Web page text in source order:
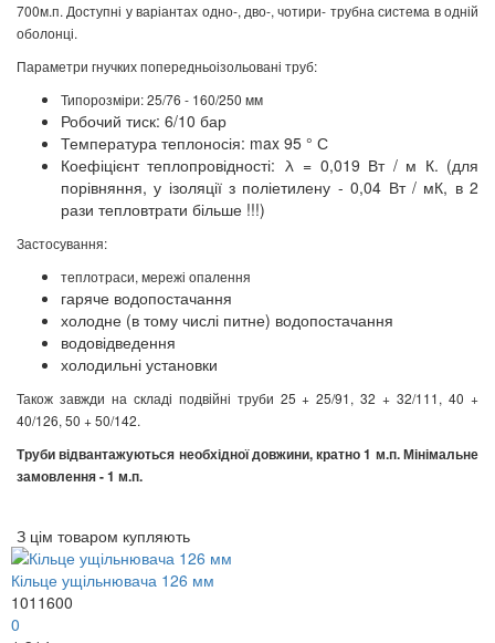
700м.п. Доступні у варіантах одно-, дво-, чотири- трубна система в одній
оболонці.
Параметри гнучких попередньоізольовані труб:
Типорозміри: 25/76 - 160/250 мм
Робочий тиск: 6/10 бар
Температура теплоносія: max 95 ° С
Коефіцієнт теплопровідності: λ = 0,019 Вт / м К. (для
порівняння, у ізоляції з поліетилену - 0,04 Вт / мК, в 2
рази тепловтрати більше !!!)
Застосування:
теплотраси, мережі опалення
гаряче водопостачання
холодне (в тому числі питне) водопостачання
водовідведення
холодильні установки
Також завжди на складі подвійні труби 25 + 25/91, 32 + 32/111, 40 +
40/126, 50 + 50/142.
Труби відвантажуються необхідної довжини, кратно 1 м.п. Мінімальне
замовлення - 1 м.п.
З цім товаром купляють
Кільце ущільнювача 126 мм
1011600
0